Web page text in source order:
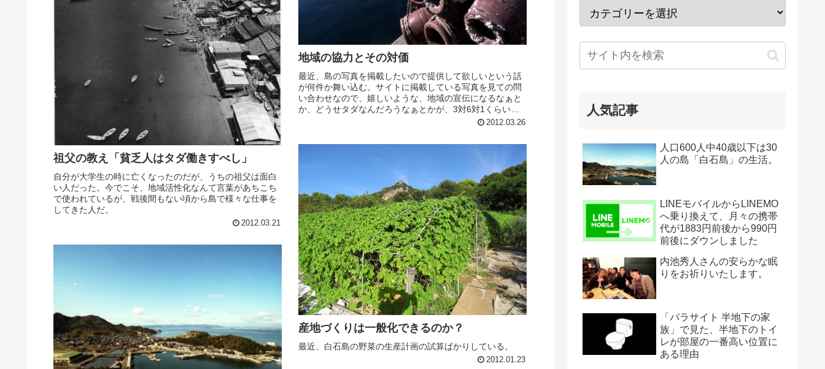
地域の協力とその対価
最近、島の写真を掲載したいので提供して欲しいという話
が何件か舞い込む。サイトに掲載している写真を見ての問
い合わせなので、嬉しいような、地域の宣伝になるなぁと
か、どうせタダなんだろうなぁとかが、3対6対1くらいの
2012.03.26
祖父の教え「貧乏人はタダ働きすべし」
自分が大学生の時に亡くなったのだが、うちの祖父は面白
い人だった。今でこそ、地域活性化なんて言葉があちこち
で使われているが、戦後間もない頃から島で様々な仕事を
してきた人だ。
2012.03.21
産地づくりは一般化できるのか？
最近、白石島の野菜の生産計画の試算ばかりしている。
2012.01.23
人気記事
人口600人中40歳以下は30
人の島「白石島」の生活。
LINEモバイルからLINEMO
へ乗り換えて、月々の携帯
代が1883円前後から990円
前後にダウンしました
内池秀人さんの安らかな眠
りをお祈りいたします。
「パラサイト 半地下の家
族」で見た、半地下のトイ
レが部屋の一番高い位置に
ある理由